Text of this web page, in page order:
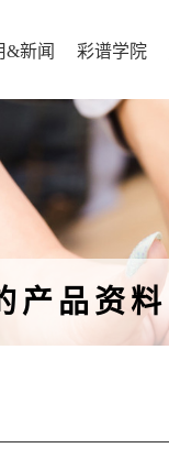
&新闻 彩谱学院
产品资料